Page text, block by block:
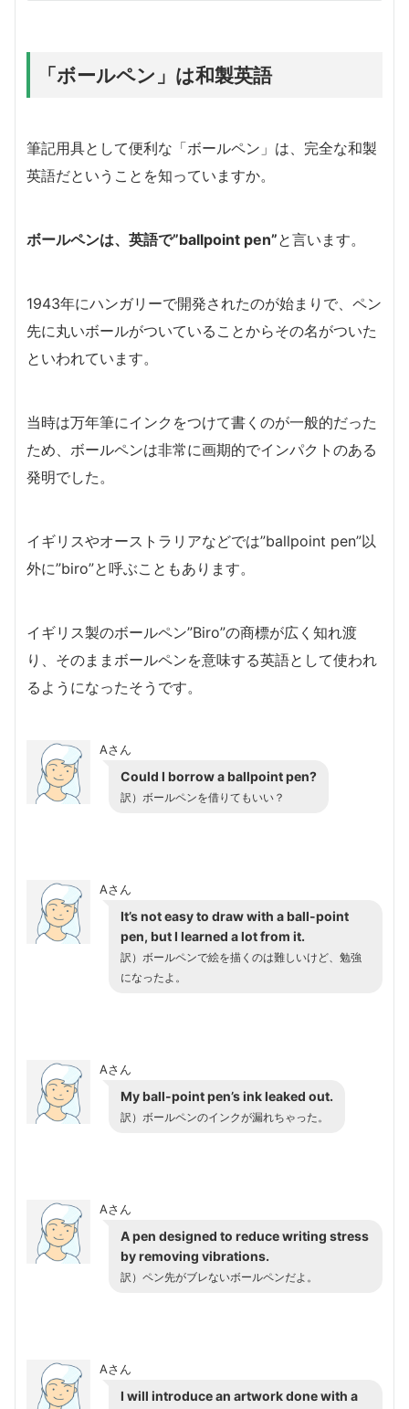
「ボールペン」は和製英語
筆記用具として便利な「ボールペン」は、完全な和製
英語だということを知っていますか。
ボールペンは、英語で”ballpoint pen”と言います。
1943年にハンガリーで開発されたのが始まりで、ペン
先に丸いボールがついていることからその名がついた
といわれています。
当時は万年筆にインクをつけて書くのが一般的だった
ため、ボールペンは非常に画期的でインパクトのある
発明でした。
イギリスやオーストラリアなどでは”ballpoint pen”以
外に”biro”と呼ぶこともあります。
イギリス製のボールペン”Biro”の商標が広く知れ渡
り、そのままボールペンを意味する英語として使われ
るようになったそうです。
Aさん
Could I borrow a ballpoint pen?
訳）ボールペンを借りてもいい？
Aさん
It’s not easy to draw with a ball-point
pen, but I learned a lot from it.
訳）ボールペンで絵を描くのは難しいけど、勉強
になったよ。
Aさん
My ball-point pen’s ink leaked out.
訳）ボールペンのインクが漏れちゃった。
Aさん
A pen designed to reduce writing stress
by removing vibrations.
訳）ペン先がブレないボールペンだよ。
Aさん
I will introduce an artwork done with a